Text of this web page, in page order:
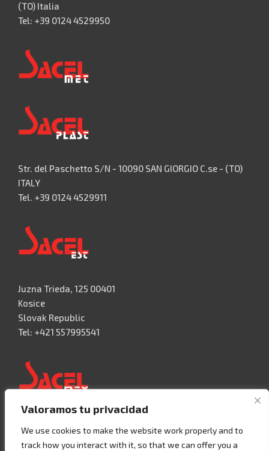
Valoramos tu privacidad
We use cookies to make the website work properly and to
track how you interact with it, so that we can offer you a
(TO) Italia
Tel: +39 0124 4529950
Str. del Paschetto S/N - 10090 SAN GIORGIO C.se - (TO)
ITALY
Tel. +39 0124 4529911
Juzna Trieda, 125 00401
Kosice
Slovak Republic
Tel: +421 557995541